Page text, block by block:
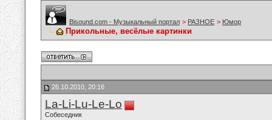
Bisound.com - Музыкальный портал > РАЗНОЕ > Юмор
Прикольные, весёлые картинки
26.10.2010, 20:16
La-Li-Lu-Le-Lo
Собеседник